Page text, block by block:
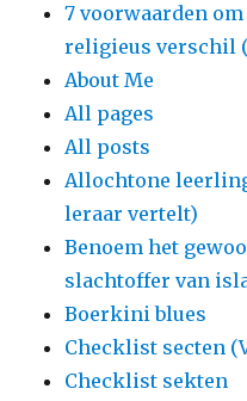
7 voorwaarden
religieus verschil
About Me
All pages
All posts
Allochtone
leraar vertelt)
Benoem het
slachtoffer van
Boerkini blues
Checklist secten
Checklist sekten